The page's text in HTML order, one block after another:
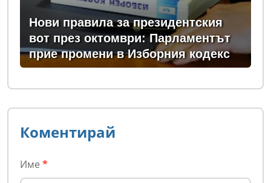
Нови правила за президентския
вот през октомври: Парламентът
прие промени в Изборния кодекс
Коментирай
Име *